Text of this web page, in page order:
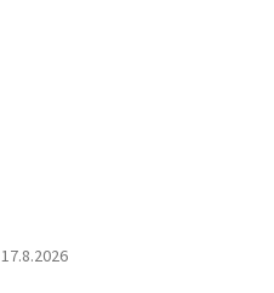
17.8.2026